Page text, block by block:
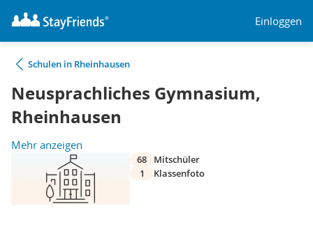
Einloggen
Schulen in Rheinhausen
Neusprachliches Gymnasium,
Rheinhausen
Mehr anzeigen
68
Mitschüler
1
Klassenfoto